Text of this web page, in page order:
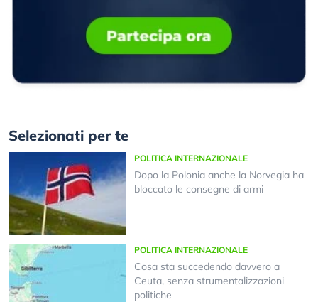
Selezionati per te
POLITICA INTERNAZIONALE
Dopo la Polonia anche la Norvegia ha
bloccato le consegne di armi
POLITICA INTERNAZIONALE
Cosa sta succedendo davvero a
Ceuta, senza strumentalizzazioni
politiche